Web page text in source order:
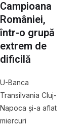
Campioana
României,
într-o grupă
extrem de
dificilă
U-Banca
Transilvania Cluj-
Napoca și-a aflat
miercuri